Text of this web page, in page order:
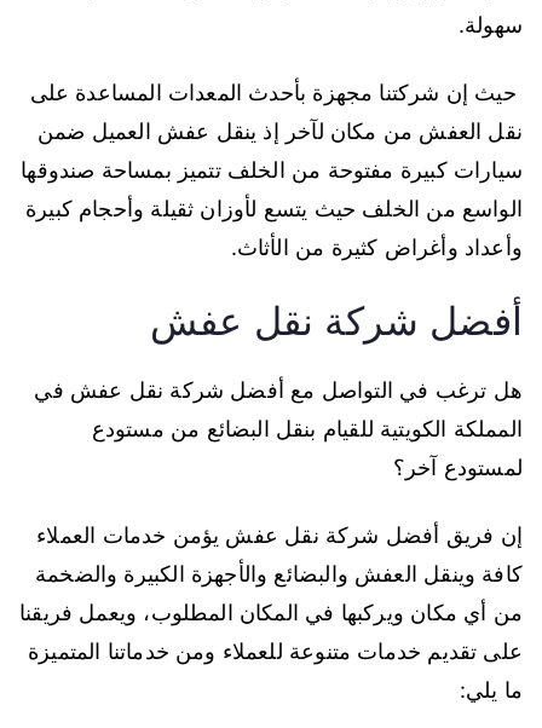
سهولة.
حيث إن شركتنا مجهزة بأحدث المعدات المساعدة على
نقل العفش من مكان لآخر إذ ينقل عفش العميل ضمن
سيارات كبيرة مفتوحة من الخلف تتميز بمساحة صندوقها
الواسع من الخلف حيث يتسع لأوزان ثقيلة وأحجام كبيرة
وأعداد وأغراض كثيرة من الأثاث.
أفضل شركة نقل عفش
هل ترغب في التواصل مع أفضل شركة نقل عفش في
المملكة الكويتية للقيام بنقل البضائع من مستودع
لمستودع آخر؟
إن فريق أفضل شركة نقل عفش يؤمن خدمات العملاء
كافة وينقل العفش والبضائع والأجهزة الكبيرة والضخمة
من أي مكان ويركبها في المكان المطلوب، ويعمل فريقنا
على تقديم خدمات متنوعة للعملاء ومن خدماتنا المتميزة
ما يلي: